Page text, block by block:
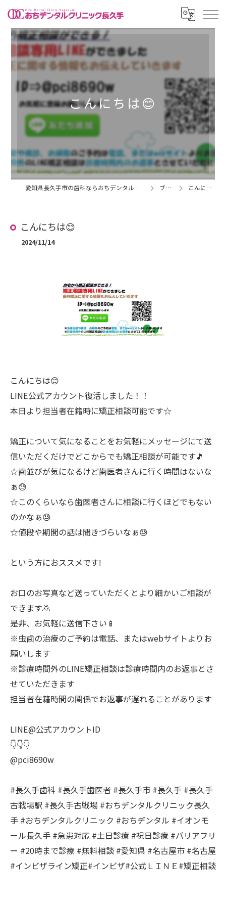
こんにちは😊
愛知県長久手市の歯科ならおちデンタルクリニック長久手 ブログ こんにちは😊
こんにちは😊
2024/11/14
こんにちは😊
LINE公式アカウント復活しました！！
本日より担当者在籍時に矯正相談可能です☆
矯正について気になることをお気軽にメッセージにて送
信いただくだけでどこからでも矯正相談が可能です🎵
☆歯並びが気になるけど歯医者さんに行く時間はないな
ぁ😓
☆このくらいなら歯医者さんに相談に行くほどでもない
のかなぁ😓
☆値段や期間の話は聞きづらいなぁ😓
という方におススメです❕
お口のお写真など送っていただくとより細かいご相談が
できます🙇
是非、お気軽に送信下さい📱
※虫歯の治療のご予約は電話、またはwebサイトよりお
願いします
※診療時間外のLINE矯正相談は診療時間内のお返事とさ
せていただきます
担当者在籍時間の関係でお返事が遅れることがあります
LINE@公式アカウントID
👇👇👇
@pci8690w
#長久手歯科 #長久手歯医者 #長久手市 #長久手 #長久手
古戦場駅 #長久手古戦場 #おちデンタルクリニック長久
手 #おちデンタルクリニック #おちデンタル #イオンモ
ール長久手 #急患対応 #土日診療 #祝日診療 #バリアフリ
ー #20時まで診療 #無料相談 #愛知県 #名古屋市 #名古屋
#インビザライン矯正#インビザ#公式ＬＩＮＥ#矯正相談